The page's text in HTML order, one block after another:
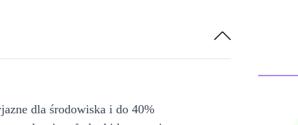
dla środowiska i do 40%